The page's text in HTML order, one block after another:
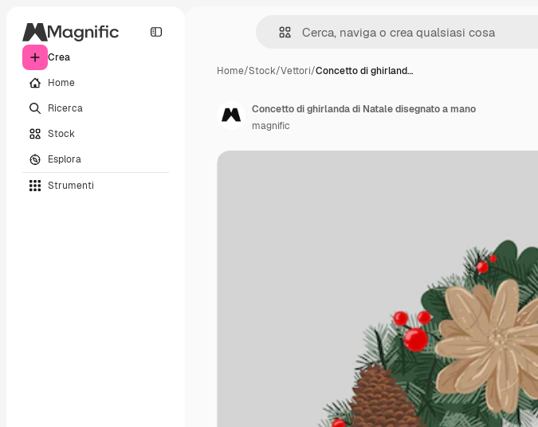
Crea
Home
Ricerca
Stock
Esplora
Strumenti
Home/Stock/Vettori/Concetto di ghirland…
Concetto di ghirlanda di Natale disegnato a mano
magnific